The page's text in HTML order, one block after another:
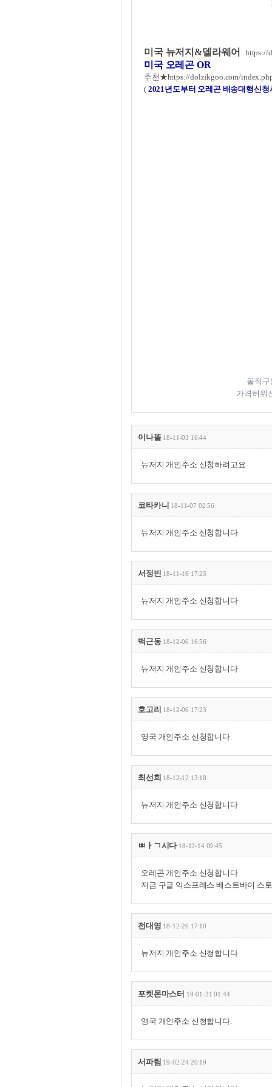
미국 뉴저지&델라웨어 https://
미국 오레곤 OR
추천★https://dolzikgoo.com/
(2021년도부터 오레곤 배송대행신
돌직구
가격허위
이나똘 18-11-03 16:44
뉴저지 개인주소 신청하려고요
코타카니 18-11-07 02:56
뉴저지 개인주소 신청합니다
서정빈 18-11-16 17:23
뉴저지 개인주소 신청합니다
백근동 18-12-06 16:56
뉴저지 개인주소 신청합니다
호고리 18-12-06 17:23
영국 개인주소 신청합니다.
최선희 18-12-12 13:18
뉴저지 개인주소 신청합니다
ㅃㅏㄱ시다 18-12-14 09:45
오레곤 개인주소 신청합니다
지금 구글 익스프레스 베스트바이 스
전대영 18-12-26 17:10
뉴저지 개인주소 신청합니다
포켓몬마스터 19-01-31 01:44
영국 개인주소 신청합니다.
서파림 19-02-24 20:19